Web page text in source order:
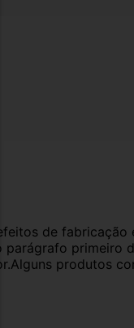
de fabricação
parágrafo primeiro
produtos